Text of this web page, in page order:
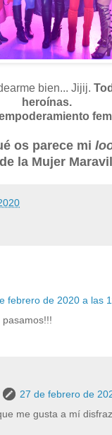
bien... Jijij.
heroínas.
os parece mi
la Mujer
febrero de 2020 a las
27 de febrero de
me gusta a mí